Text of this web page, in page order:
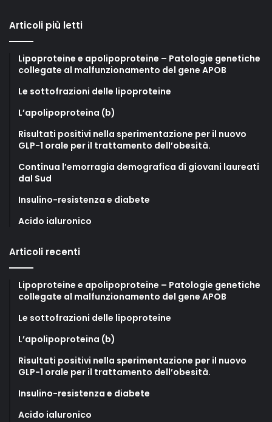
Articoli più letti
Lipoproteine e apolipoproteine – Patologie genetiche
collegate al malfunzionamento del gene APOB
Le sottofrazioni delle lipoproteine
L’apolipoproteina (b)
Risultati positivi nella sperimentazione per il nuovo
GLP-1 orale per il trattamento dell’obesità.
Continua l’emorragia demografica di giovani laureati
dal Sud
Insulino-resistenza e diabete
Acido ialuronico
Articoli recenti
Lipoproteine e apolipoproteine – Patologie genetiche
collegate al malfunzionamento del gene APOB
Le sottofrazioni delle lipoproteine
L’apolipoproteina (b)
Risultati positivi nella sperimentazione per il nuovo
GLP-1 orale per il trattamento dell’obesità.
Insulino-resistenza e diabete
Acido ialuronico